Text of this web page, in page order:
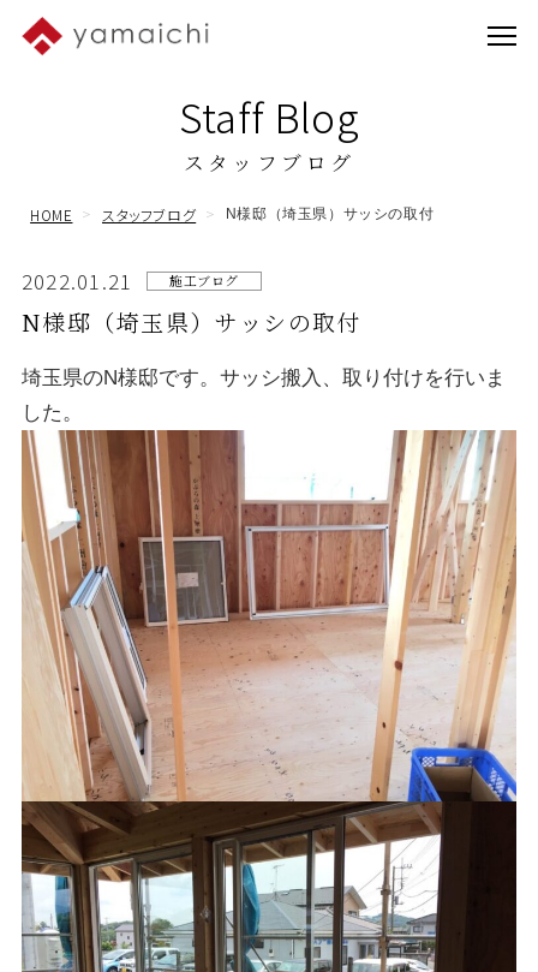
Staff Blog
スタッフブログ
HOME スタッフブログ N様邸（埼玉県）サッシの取付
2022.01.21 施工ブログ
N様邸（埼玉県）サッシの取付
埼玉県のN様邸です。サッシ搬入、取り付けを行いま
した。